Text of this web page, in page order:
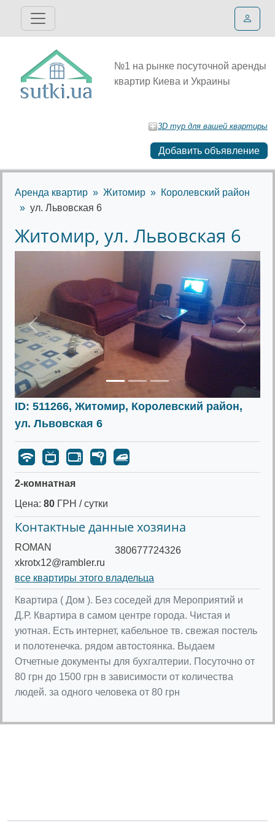
№1 на рынке посуточной аренды
квартир Киева и Украины
3D тур для вашей квартиры
Добавить объявление
Аренда квартир Житомир
Королевский район
ул. Львовская 6
Житомир, ул. Львовская 6
Предыдущее
ID: 511266, Житомир, Королевский район,
ул. Львовская 6
2-комнатная
Цена: 80 ГРН / сутки
Контактные данные хозяина
ROMAN
xkrotx12@rambler.ru
380677724326
все квартиры этого владельца
Квартира ( Дом ). Без соседей для Мероприятий и
Д.Р. Квартира в самом центре города. Чистая и
уютная. Есть интернет, кабельное тв. свежая постель
и полотенечка. рядом автостоянка. Выдаем
Отчетные документы для бухгалтерии. Посуточно от
80 грн до 1500 грн в зависимости от количества
людей. за одного человека от 80 грн